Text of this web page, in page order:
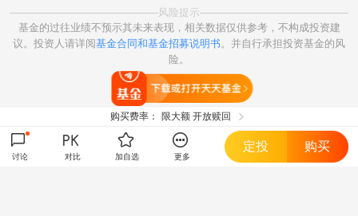
风险提示
基金的过往业绩不预示其未来表现，相关数据仅供参考，不构成投资建
议。投资人请详阅基金合同和基金招募说明书。并自行承担投资基金的风
险。
购买费率： 限大额 开放赎回
讨论 对比 加自选 更多
定投 购买
打开天天基金